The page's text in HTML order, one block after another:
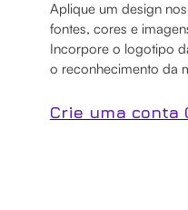
Aplique um design
fontes, cores e
Incorpore o logotipo
o reconhecimento da
Crie uma conta